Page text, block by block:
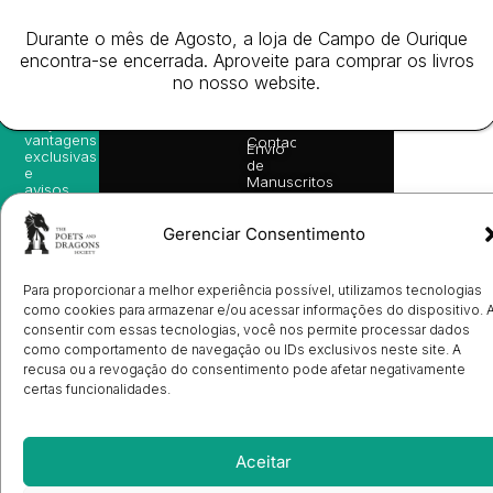
Gerenciar Consentimento
Para proporcionar a melhor experiência possível, utilizamos tecnologias
como cookies para armazenar e/ou acessar informações do dispositivo.
consentir com essas tecnologias, você nos permite processar dados
como comportamento de navegação ou IDs exclusivos neste site. A
recusa ou a revogação do consentimento pode afetar negativamente
certas funcionalidades.
Aceitar
Autores
Eventos
Prémio
Ulysses
Contactos
Envio
de
Manuscritos
Candidatura
Ilustradores
de
Cookies
(EU)
sugestões
de
vantagens
exclusivas
e
avisos
no seu
e-mail.
Subscrever
Todos
os
direitos
Durante o mês de Agosto, a loja de Campo de Ourique
encontra-se encerrada. Aproveite para comprar os livros
no nosso website.